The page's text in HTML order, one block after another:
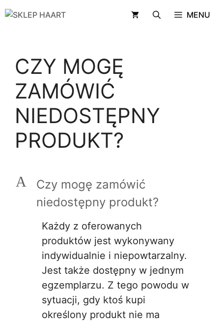
Przejdź
MENU
CZY MOGĘ
ZAMÓWIĆ
NIEDOSTĘPNY
PRODUKT?
A
Czy mogę zamówić
niedostępny produkt?
Każdy z oferowanych
produktów jest wykonywany
indywidualnie i niepowtarzalny.
Jest także dostępny w jednym
egzemplarzu. Z tego powodu w
sytuacji, gdy ktoś kupi
określony produkt nie ma